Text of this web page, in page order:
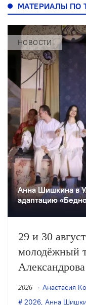
МАТЕРИАЛЫ ПО
НОВОСТИ
Анна Шишкина в
адаптацию
29 и 30
молодёжный
Пэжо» из
2026
Анастасия
2026 Анна